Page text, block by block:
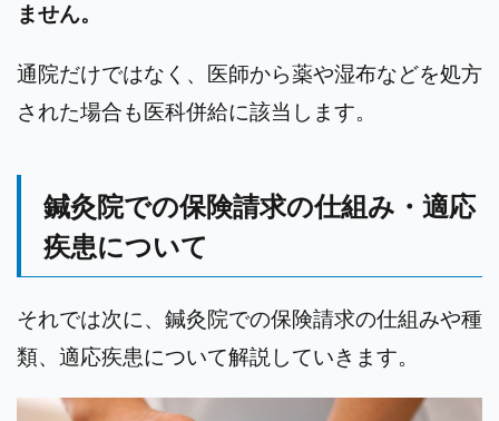
ません。
通院だけではなく、医師から薬や湿布などを処方
された場合も医科併給に該当します。
鍼灸院での保険請求の仕組み・適応
疾患について
それでは次に、鍼灸院での保険請求の仕組みや種
類、適応疾患について解説していきます。